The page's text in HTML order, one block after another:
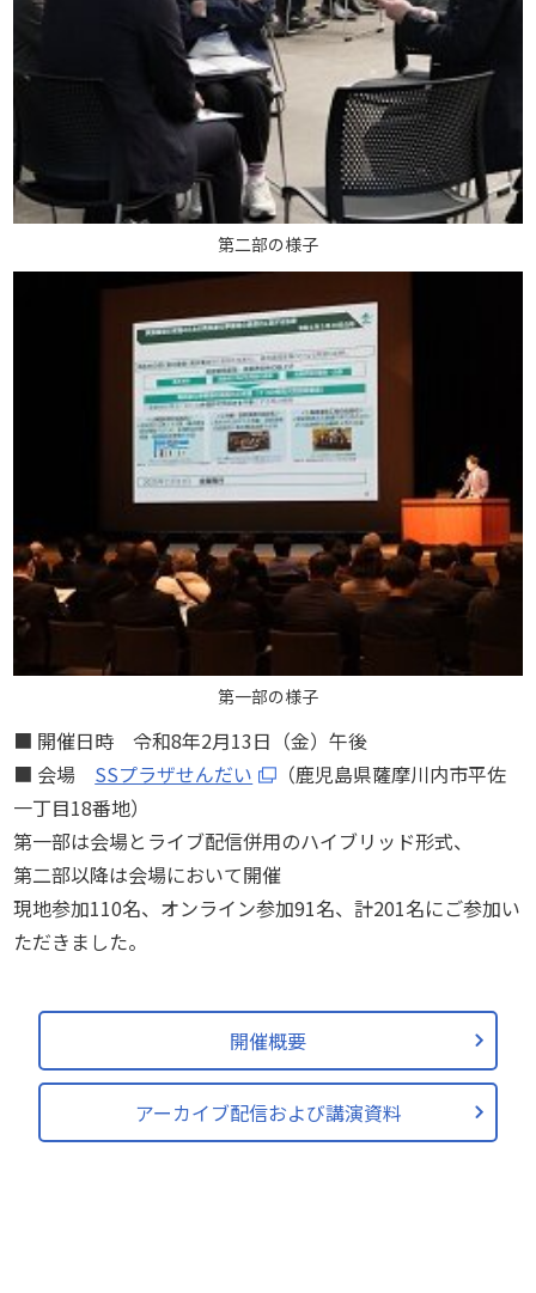
第二部の様子
第一部の様子
■ 開催日時 令和8年2月13日（金）午後
■ 会場 SSプラザせんだい
（鹿児島県薩摩川内市平佐
一丁目18番地）
第一部は会場とライブ配信併用のハイブリッド形式、
第二部以降は会場において開催
現地参加110名、オンライン参加91名、計201名にご参加い
ただきました。
開催概要
アーカイブ配信および講演資料